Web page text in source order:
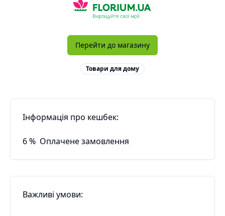
Перейти до магазину
Товари для дому
Інформація про кешбек:
6% Оплачене замовлення
Важливі умови: